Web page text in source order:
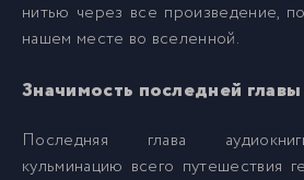
нитью через все произведение,
нашем месте во вселенной.
Значимость последней главы
Последняя глава
кульминацию всего путешествия